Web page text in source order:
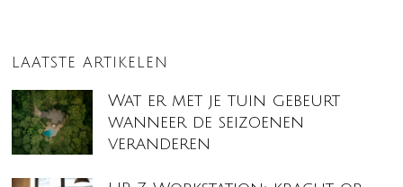
LAATSTE ARTIKELEN
Wat er met je tuin gebeurt
wanneer de seizoenen
veranderen